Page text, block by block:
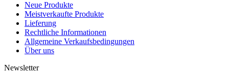
Neue Produkte
Meistverkaufte Produkte
Lieferung
Rechtliche Informationen
Allgemeine Verkaufsbedingungen
Über uns
Newsletter